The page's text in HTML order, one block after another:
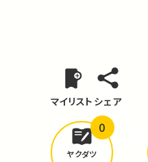
マイリスト シェア
どん
ヤクダツ
0